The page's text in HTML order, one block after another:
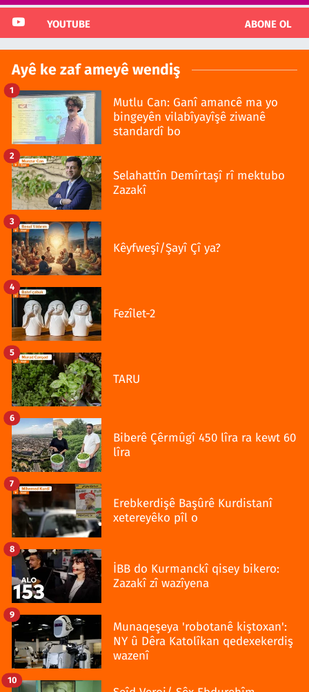
YOUTUBE ABONE OL
Ayê ke zaf ameyê wendiş
Mutlu Can: Ganî amancê ma yo
bingeyên vilabîyayîşê ziwanê
standardî bo
1
Selahattîn Demîrtaşî rî mektubo
Zazakî
2
Kêyfweşî/Şayî Çî ya?
3
Fezîlet-2
4
TARU
5
Biberê Çêrmûgî 450 lîra ra kewt 60
lîra
6
Erebkerdişê Başûrê Kurdistanî
xetereyêko pîl o
7
İBB do Kurmanckî qisey bikero:
Zazakî zî wazîyena
8
Munaqeşeya 'robotanê kiştoxan':
NY û Dêra Katolîkan qedexekerdiş
wazenî
9
10